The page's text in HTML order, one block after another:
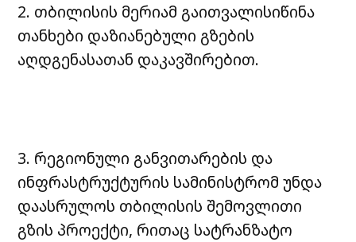
2. თბილისის მერიამ გაითვალისიწინა
თანხები დაზიანებული გზების
აღდგენასათან დაკავშირებით.
3. რეგიონული განვითარების და
ინფრასტრუქტურის სამინისტრომ უნდა
დაასრულოს თბილისის შემოვლითი
გზის პროექტი, რითაც სატრანზატო